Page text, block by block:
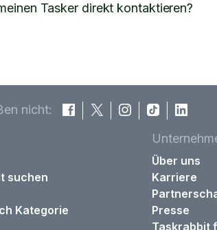
Tasker direkt kontaktieren?
nicht:
suchen
Kategorie
Über uns
Karriere
Presse
Taskrabbit